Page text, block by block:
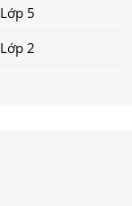
Lớp 5
Lớp 2